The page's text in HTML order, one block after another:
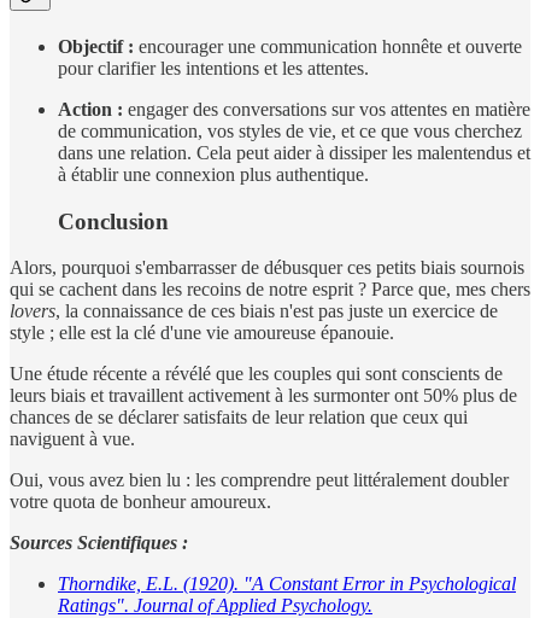
Objectif : encourager une communication honnête et ouverte
pour clarifier les intentions et les attentes.
Action : engager des conversations sur vos attentes en matière
de communication, vos styles de vie, et ce que vous cherchez
dans une relation. Cela peut aider à dissiper les malentendus et
à établir une connexion plus authentique.
Conclusion
Alors, pourquoi s'embarrasser de débusquer ces petits biais sournois
qui se cachent dans les recoins de notre esprit ? Parce que, mes chers
lovers, la connaissance de ces biais n'est pas juste un exercice de
style ; elle est la clé d'une vie amoureuse épanouie.
Une étude récente a révélé que les couples qui sont conscients de
leurs biais et travaillent activement à les surmonter ont 50% plus de
chances de se déclarer satisfaits de leur relation que ceux qui
naviguent à vue.
Oui, vous avez bien lu : les comprendre peut littéralement doubler
votre quota de bonheur amoureux.
Sources Scientifiques :
Thorndike, E.L. (1920). "A Constant Error in Psychological
Ratings". Journal of Applied Psychology.